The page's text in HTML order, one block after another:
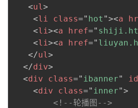
<ul>
<li class=" hot "><a
<li><a href="
<li><a href="
</ul>
</div>
<div class=" ibanner" id
<div class=" inner">
<!--轮播图-->